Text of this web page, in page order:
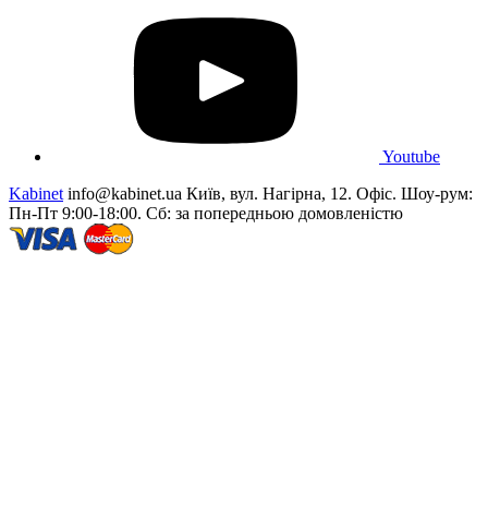
Youtube
Kabinet info@kabinet.ua Київ, вул. Нагірна, 12. Офіс. Шоу-рум:
Пн-Пт 9:00-18:00. Сб: за попередньою домовленістю